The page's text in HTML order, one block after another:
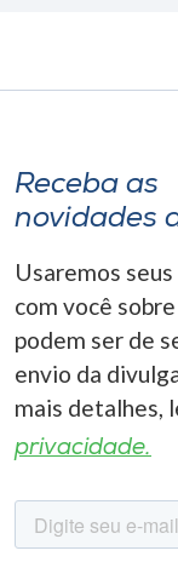
Receba as
novidades
Usaremos
com você
podem ser de
envio da
mais detalhes,
privacidade.